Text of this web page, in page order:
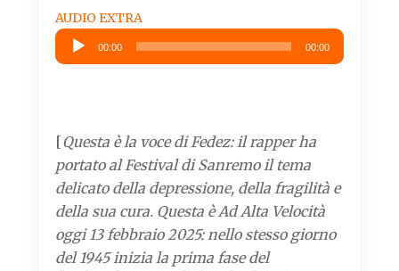
e
b
o
t
e
t
s
A
e
r
AUDIO EXTRA
Audio
Player
00:00 00:00
[Questa è la voce di Fedez: il rapper ha
portato al Festival di Sanremo il tema
delicato della depressione, della fragilità e
della sua cura. Questa è Ad Alta Velocità
oggi 13 febbraio 2025: nello stesso giorno
del 1945 inizia la prima fase del